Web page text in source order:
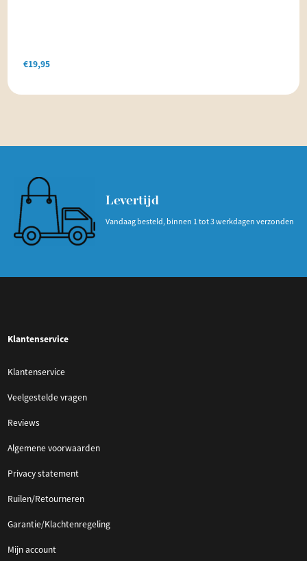
€19,95
Levertijd
Vandaag besteld, binnen 1 tot 3 werkdagen verzonden
Klantenservice
Klantenservice
Veelgestelde vragen
Reviews
Algemene voorwaarden
Privacy statement
Ruilen/Retourneren
Garantie/Klachtenregeling
Mijn account